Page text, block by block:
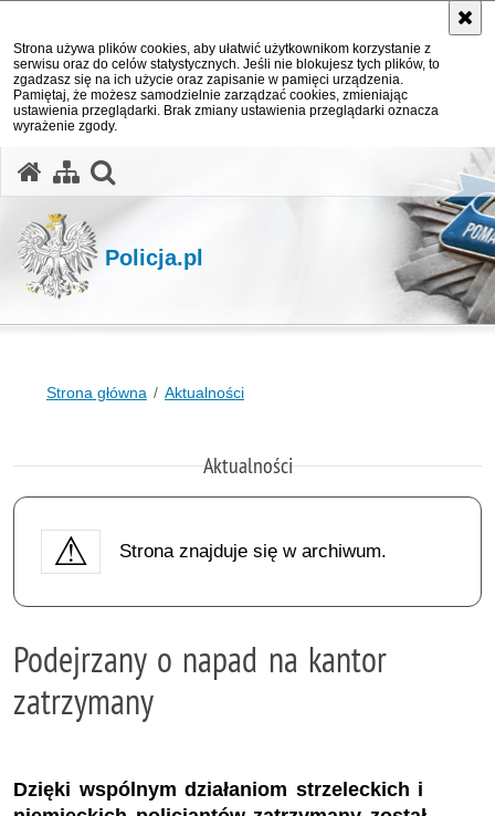
Strona używa plików cookies, aby ułatwić użytkownikom korzystanie z
serwisu oraz do celów statystycznych. Jeśli nie blokujesz tych plików, to
zgadzasz się na ich użycie oraz zapisanie w pamięci urządzenia.
Pamiętaj, że możesz samodzielnie zarządzać cookies, zmieniając
ustawienia przeglądarki. Brak zmiany ustawienia przeglądarki oznacza
wyrażenie zgody.
Policja.pl
Strona główna Aktualności
Aktualności
Strona znajduje się w archiwum.
Podejrzany o napad na kantor
zatrzymany
Dzięki wspólnym działaniom strzeleckich i